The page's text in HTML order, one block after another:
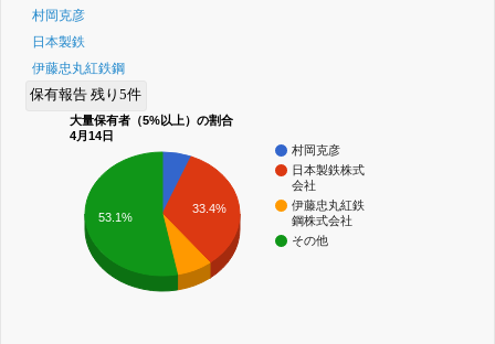
村岡克彦
日本製鉄
伊藤忠丸紅鉄鋼
保有報告 残り5件
大量保有者（5%以上）の割合
4月14日
村岡克彦
日本製鉄株式
会社
伊藤忠丸紅鉄
鋼株式会社
その他
33.4%
53.1%